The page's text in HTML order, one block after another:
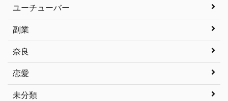
ユーチューバー
副業
奈良
恋愛
未分類